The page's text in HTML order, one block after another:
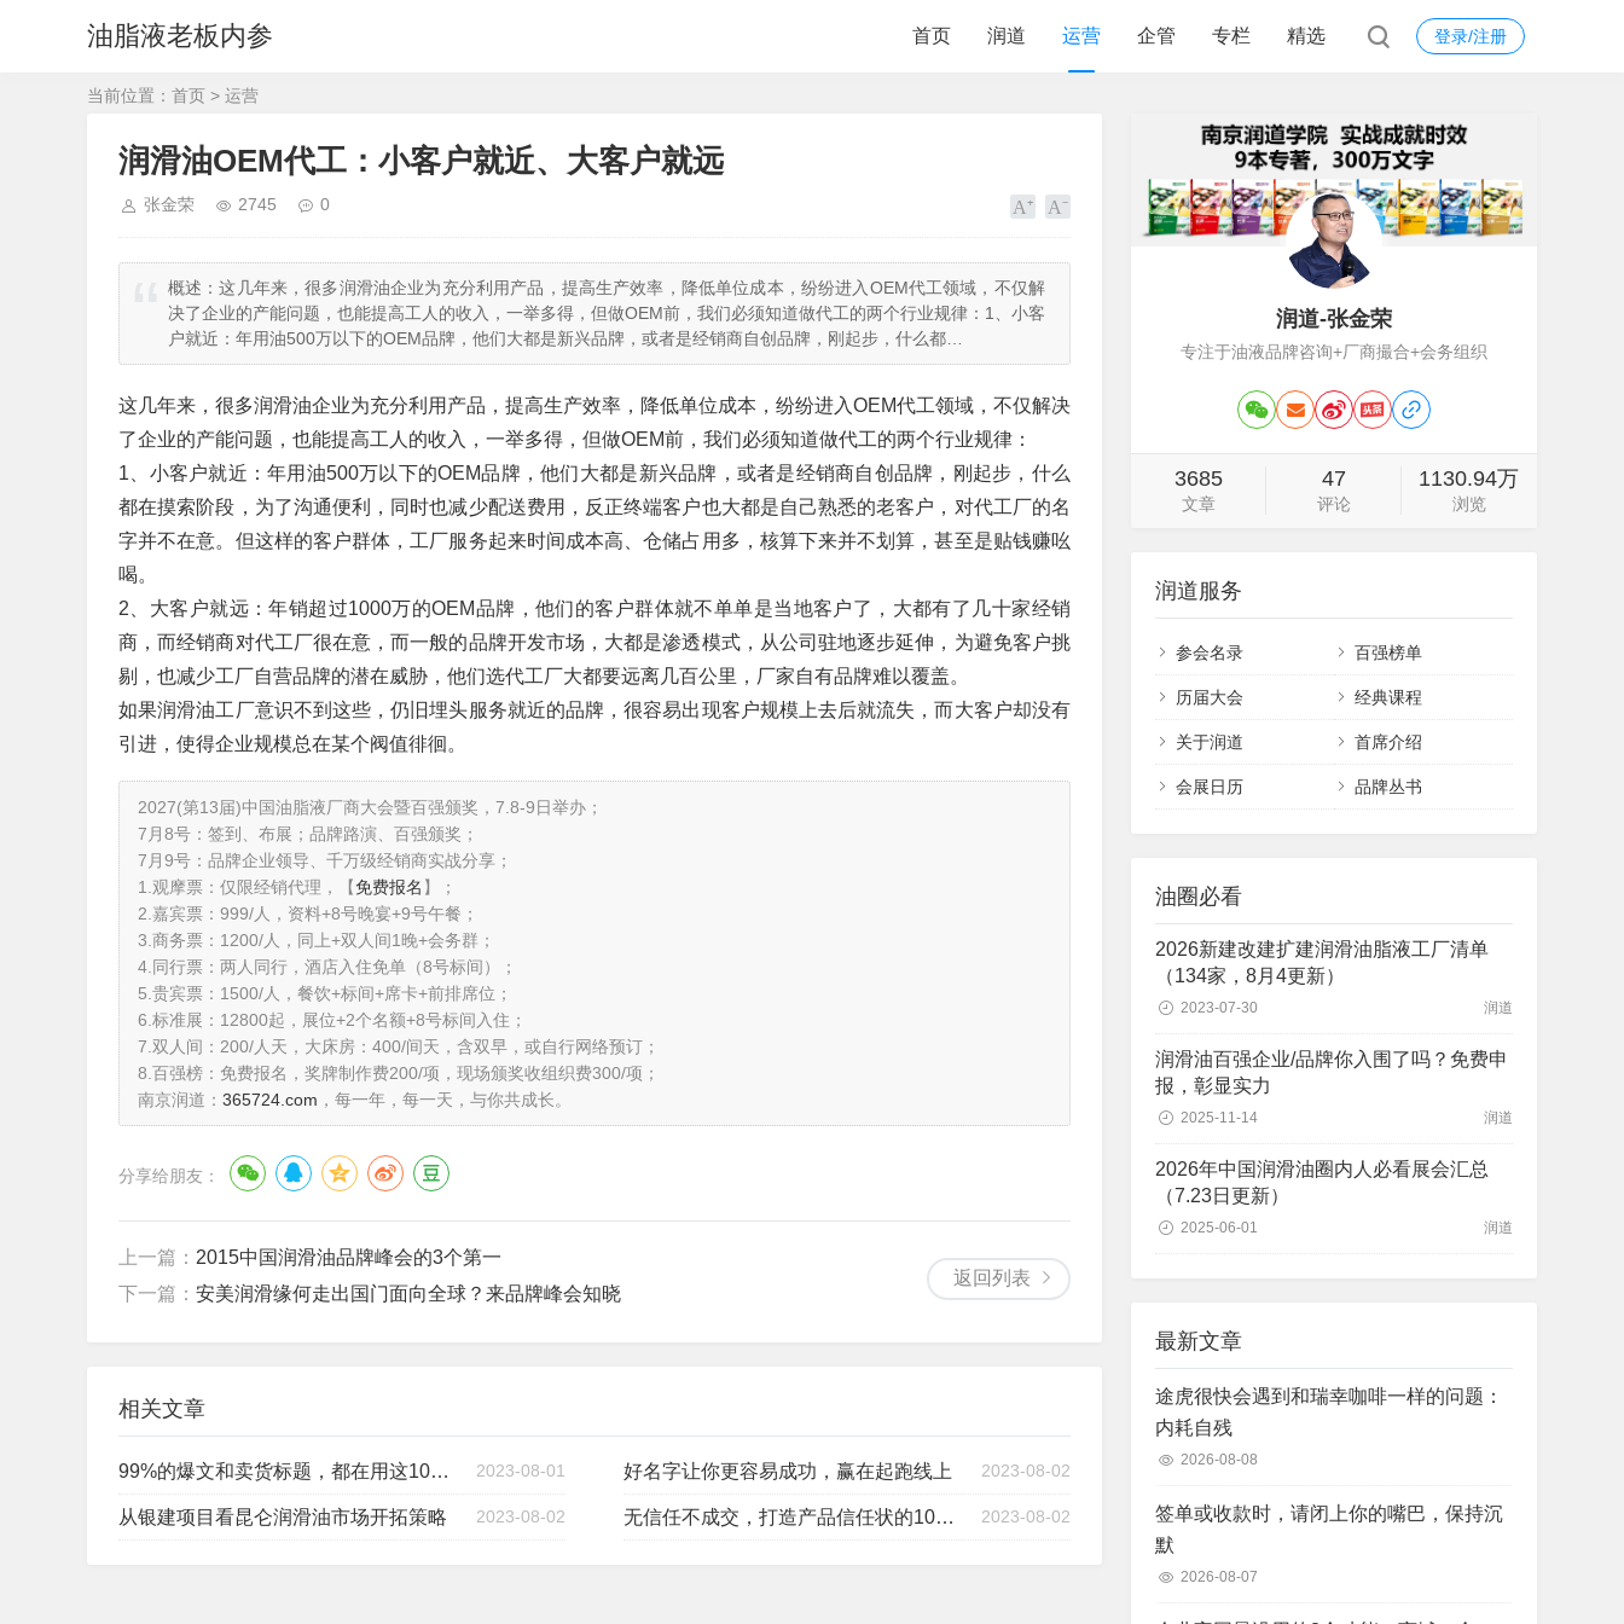
油脂液老板内参 登录/注册
首页 润道 运营 企管 专栏 精选
当前位置： 首页 > 运营
润滑油OEM代工：小客户就近、大客户就远
张金荣 2745 0
概述：这几年来，很多润滑油企业为充分利用产品，提高生产效率，降低单位成本，纷纷进入OEM代工领域，不仅解
决了企业的产能问题，也能提高工人的收入，一举多得，但做OEM前，我们必须知道做代工的两个行业规律：1、小客
户就近：年用油500万以下的OEM品牌，他们大都是新兴品牌，或者是经销商自创品牌，刚起步，什么都…
这几年来，很多润滑油企业为充分利用产品，提高生产效率，降低单位成本，纷纷进入OEM代工领域，不仅解决
了企业的产能问题，也能提高工人的收入，一举多得，但做OEM前，我们必须知道做代工的两个行业规律：
1、小客户就近：年用油500万以下的OEM品牌，他们大都是新兴品牌，或者是经销商自创品牌，刚起步，什么
都在摸索阶段，为了沟通便利，同时也减少配送费用，反正终端客户也大都是自己熟悉的老客户，对代工厂的名
字并不在意。但这样的客户群体，工厂服务起来时间成本高、仓储占用多，核算下来并不划算，甚至是贴钱赚吆
喝。
2、大客户就远：年销超过1000万的OEM品牌，他们的客户群体就不单单是当地客户了，大都有了几十家经销
商，而经销商对代工厂很在意，而一般的品牌开发市场，大都是渗透模式，从公司驻地逐步延伸，为避免客户挑
剔，也减少工厂自营品牌的潜在威胁，他们选代工厂大都要远离几百公里，厂家自有品牌难以覆盖。
如果润滑油工厂意识不到这些，仍旧埋头服务就近的品牌，很容易出现客户规模上去后就流失，而大客户却没有
引进，使得企业规模总在某个阀值徘徊。
2027(第13届)中国油脂液厂商大会暨百强颁奖，7.8-9日举办；
7月8号：签到、布展；品牌路演、百强颁奖；
7月9号：品牌企业领导、千万级经销商实战分享；
1.观摩票：仅限经销代理，【免费报名 】；
2.嘉宾票：999/人，资料+8号晚宴+9号午餐；
3.商务票：1200/人，同上+双人间1晚+会务群；
4.同行票：两人同行，酒店入住免单（8号标间）；
5.贵宾票：1500/人，餐饮+标间+席卡+前排席位；
6.标准展：12800起，展位+2个名额+8号标间入住；
7.双人间：200/人天，大床房：400/间天，含双早，或自行网络预订；
8.百强榜：免费报名，奖牌制作费200/项，现场颁奖收组织费300/项；
南京润道： 365724.com ，每一年，每一天，与你共成长。
分享给朋友：
返回列表
上一篇： 2015中国润滑油品牌峰会的3个第一
下一篇： 安美润滑缘何走出国门面向全球？来品牌峰会知晓
相关文章
99%的爆文和卖货标题，都在用这10个方法 2023-08-01 好名字让你更容易成功，赢在起跑线上 2023-08-02
从银建项目看昆仑润滑油市场开拓策略 2023-08-02 无信任不成交，打造产品信任状的10种方法 2023-08-02
润道-张金荣
专注于油液品牌咨询+厂商撮合+会务组织
3685
文章
47
评论
1130.94万
浏览
润道服务
参会名录 百强榜单
历届大会 经典课程
关于润道 首席介绍
会展日历 品牌丛书
油圈必看
2026新建改建扩建润滑油脂液工厂清单
（134家，8月4更新）
2023-07-30 润道
润滑油百强企业/品牌你入围了吗？免费申
报，彰显实力
2025-11-14 润道
2026年中国润滑油圈内人必看展会汇总
（7.23日更新）
2025-06-01 润道
最新文章
途虎很快会遇到和瑞幸咖啡一样的问题：
内耗自残
2026-08-08
签单或收款时，请闭上你的嘴巴，保持沉
默
2026-08-07